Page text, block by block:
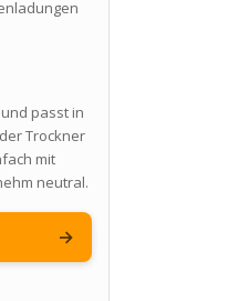
passt in
Trockner
mit
neutral.
→